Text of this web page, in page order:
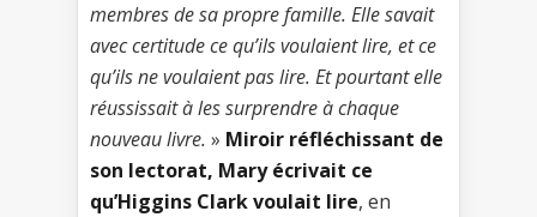
membres de sa propre famille. Elle savait
avec certitude ce qu’ils voulaient lire, et ce
qu’ils ne voulaient pas lire. Et pourtant elle
réussissait à les surprendre à chaque
nouveau livre. » Miroir réfléchissant de
son lectorat, Mary écrivait ce
qu’Higgins Clark voulait lire, en